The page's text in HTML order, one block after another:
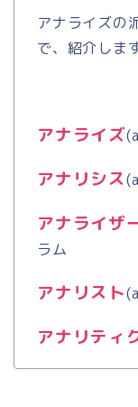
アナライズの
で、紹介しま
アナライズ
アナリシス
アナライザ
ラム
アナリスト
アナリティ